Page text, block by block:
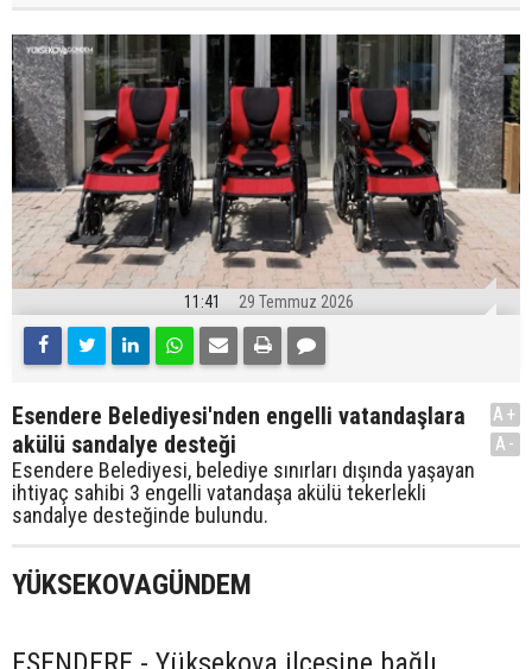
11:41 29 Temmuz 2026
Esendere Belediyesi'nden engelli vatandaşlara
akülü sandalye desteği
Esendere Belediyesi, belediye sınırları dışında yaşayan
ihtiyaç sahibi 3 engelli vatandaşa akülü tekerlekli
sandalye desteğinde bulundu.
A+
A-
YÜKSEKOVAGÜNDEM